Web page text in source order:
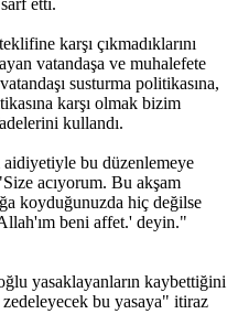
etti.
karşı çıkmadıklarını
vatandaşa ve muhalefete
susturma politikasına,
karşı olmak bizim
kullandı.
bu düzenlemeye
acıyorum. Bu akşam
koyduğunuzda hiç değilse
beni affet.' deyin."
yasaklayanların kaybettiğini
bu yasaya" itiraz